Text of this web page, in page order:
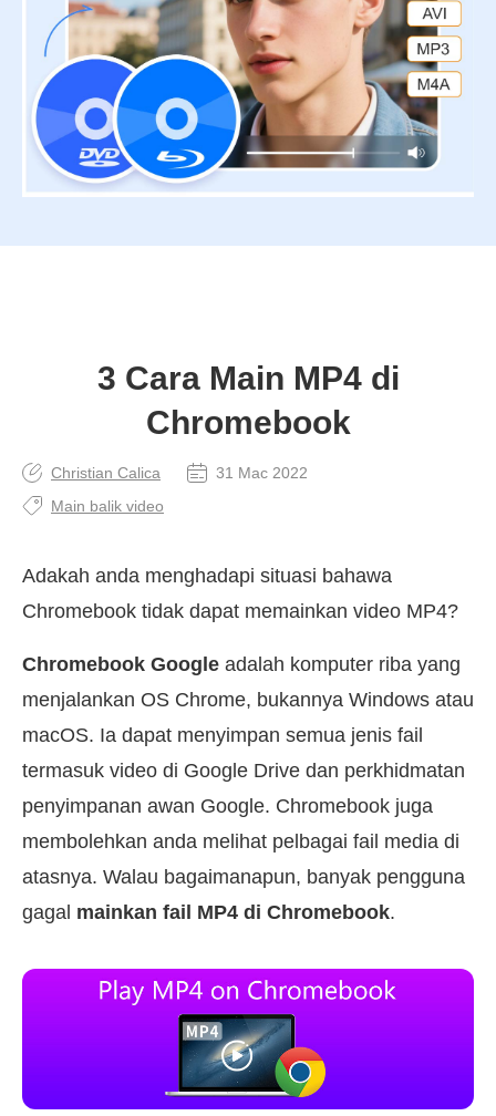
3 Cara Main MP4 di
Chromebook
Christian Calica
31 Mac 2022
Main balik video
Adakah anda menghadapi situasi bahawa
Chromebook tidak dapat memainkan video MP4?
Chromebook Google adalah komputer riba yang
menjalankan OS Chrome, bukannya Windows atau
macOS. Ia dapat menyimpan semua jenis fail
termasuk video di Google Drive dan perkhidmatan
penyimpanan awan Google. Chromebook juga
membolehkan anda melihat pelbagai fail media di
atasnya. Walau bagaimanapun, banyak pengguna
gagal mainkan fail MP4 di Chromebook.